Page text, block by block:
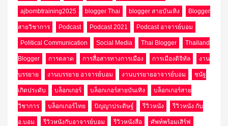
ajbombtraining2025 blogger Thai blogger สายบันเทิง Blogger
สายวิชาการ Podcast Podcast 2021 Podcast อาจารย์บอม
Political Communication Social Media Thai Blogger Thailand
Blogger การตลาด การสื่อสารทางการเมือง การเมืองดิจิทัล งาน
บรรยาย งานบรรยาย อาจารย์บอม งานบรรยายอาจารย์บอม ชนัฐ
เกิดประดับ บล็อกเกอร์ บล็อกเกอร์สายบันเทิง บล็อกเกอร์สาย
วิชาการ บล็อกเกอร์ไทย ปัญญาประดิษฐ์ รีวิวหนัง รีวิวหนัง กับ
อ.บอม รีวิวหนังกับอาจารย์บอม รีวิวหนังสือ ศัพท์พร้อมเสิร์ฟ